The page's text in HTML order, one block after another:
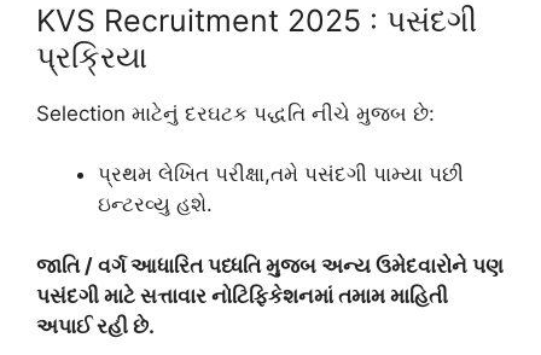
KVS Recruitment 2025 : પસંદગી
પ્રક્રિયા
Selection માટેનું દરઘટક પદ્ધતિ નીચે મુજબ છે:
પ્રથમ લેખિત પરીક્ષા,તમે પસંદગી પામ્યા પછી
ઇન્ટરવ્યુ હશે.
જાતિ / વર્ગ આધારિત પધ્ધતિ મુજબ અન્ય ઉમેદવારોને પણ
પસંદગી માટે સત્તાવાર નોટિફિકેશનમાં તમામ માહિતી
અપાઈ રહી છે.